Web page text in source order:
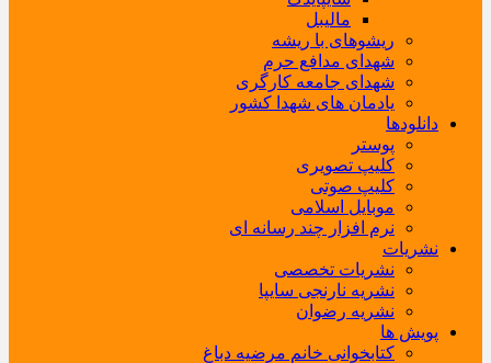
مالیبل
ریشوهای با ریشه
شهدای مدافع حرم
شهدای جامعه کارگری
یادمان های شهدا کشور
دانلودها
پوستر
کلیپ تصویری
کلیپ صوتی
موبایل اسلامی
نرم افزار چند رسانه ای
نشریات
نشریات تخصصی
نشریه نارنجی سایپا
نشریه رضوان
پویش ها
کتابخوانی خانم مرضیه دباغ